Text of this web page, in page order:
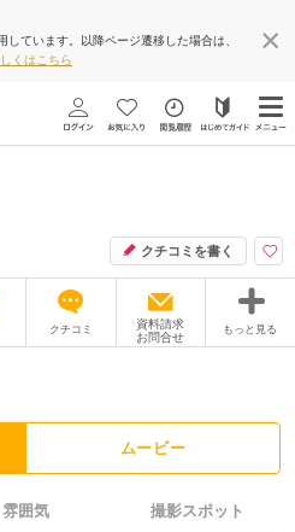
ています。以降ページ遷移した場合は、
くはこちら
クチコミを書く
クチコミ
資料請求
お問合せ
もっと見る
ムービー
ブログ
スタジオトップ
ムービー
雰囲気 撮影スポット